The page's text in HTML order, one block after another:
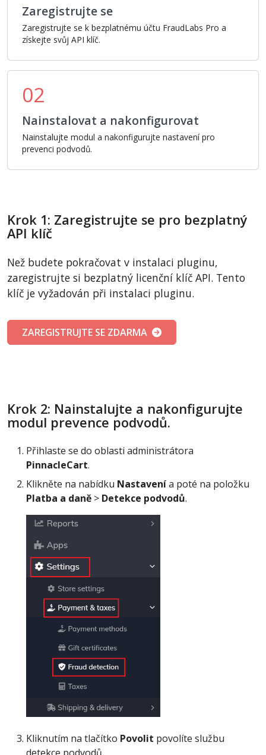
Zaregistrujte se
Zaregistrujte se k bezplatnému účtu FraudLabs Pro a
získejte svůj API klíč.
02
Nainstalovat a nakonfigurovat
Nainstalujte modul a nakonfigurujte nastavení pro
prevenci podvodů.
Krok 1: Zaregistrujte se pro bezplatný
API klíč
Než budete pokračovat v instalaci pluginu,
zaregistrujte si bezplatný licenční klíč API. Tento
klíč je vyžadován při instalaci pluginu.
ZAREGISTRUJTE SE ZDARMA
Krok 2: Nainstalujte a nakonfigurujte
modul prevence podvodů.
Přihlaste se do oblasti administrátora
PinnacleCart.
Klikněte na nabídku Nastavenía poté na položku
Platba a daně > Detekce podvodů.
Kliknutím na tlačítko Povolit povolíte službu